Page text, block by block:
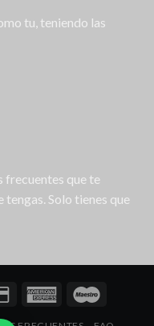
tu, teniendo las
frecuentes que te
tengas. Solo tienes que